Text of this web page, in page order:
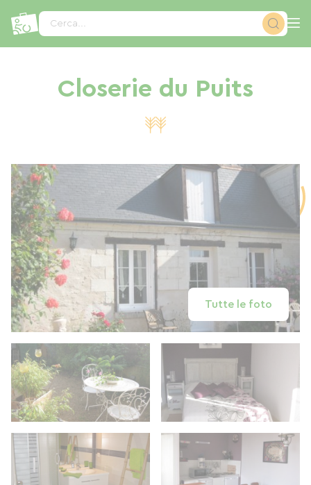
Cerca...
Closerie du Puits
Tutte le foto
Pannello di gestione dei cookies